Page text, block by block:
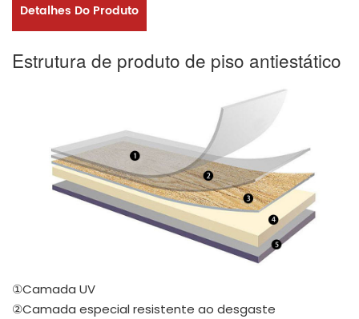
Detalhes Do Produto
Estrutura de produto de piso antiestático
①Camada UV
②Camada especial resistente ao desgaste